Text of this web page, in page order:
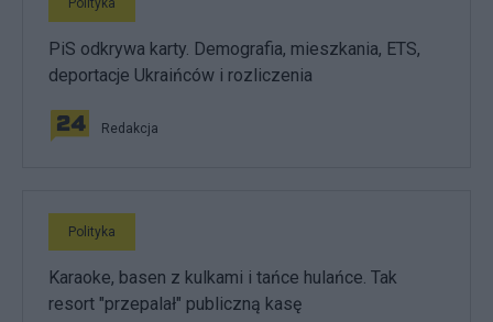
PiS odkrywa karty. Demografia, mieszkania, ETS,
deportacje Ukraińców i rozliczenia
Redakcja
Polityka
Karaoke, basen z kulkami i tańce hulańce. Tak
resort "przepalał" publiczną kasę